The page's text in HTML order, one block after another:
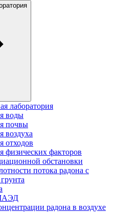
лаборатория
воды
почвы
воздуха
отходов
физических факторов
обстановки
потока радона с
радона в воздухе